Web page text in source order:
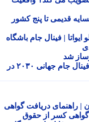
قدیمی تا پنج کشور
| فینال جام باشگاه
شد
اینفانتینو استعفا نداد؛ پیشنهاد برگزاری فینال جام جهانی ۲۰۳۰ در
دریافت گواهی
کسر از حقوق